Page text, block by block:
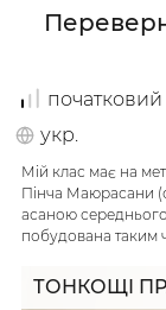
початковий
укр.
Мій клас має на
Пінча Маюрасани
асаною
побудована таким
ТОНКОЩІ